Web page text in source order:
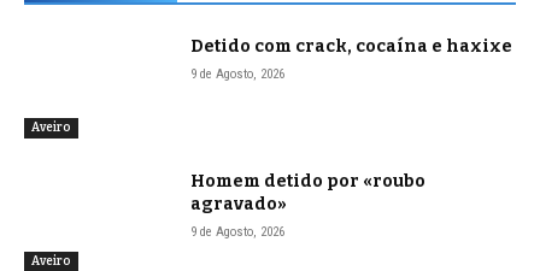
Aveiro
Detido com crack, cocaína e haxixe
9 de Agosto, 2026
Aveiro
Homem detido por «roubo
agravado»
9 de Agosto, 2026